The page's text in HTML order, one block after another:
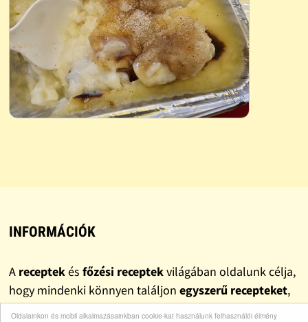
Oldalainkon és mobil alkalmazásainkban cookie-kat használunk felhasználói élmény
INFORMÁCIÓK
A receptekés főzési receptekvilágában oldalunk célja,
hogy mindenki könnyen találjon egyszerű recepteket,
gyors recepteketés valóbanfinom recepteket.